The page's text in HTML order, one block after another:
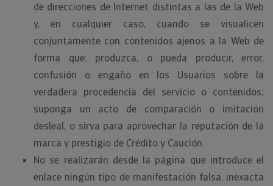
de direcciones de Internet distintas a las de la Web
y, en cualquier caso, cuando se visualicen
conjuntamente con contenidos ajenos a la Web de
forma que: produzca, o pueda producir, error,
confusión o engaño en los Usuarios sobre la
verdadera procedencia del servicio o contenidos;
suponga un acto de comparación o imitación
desleal, o sirva para aprovechar la reputación de la
marca y prestigio de Crédito y Caución.
No se realizarán desde la página que introduce el
enlace ningún tipo de manifestación falsa, inexacta